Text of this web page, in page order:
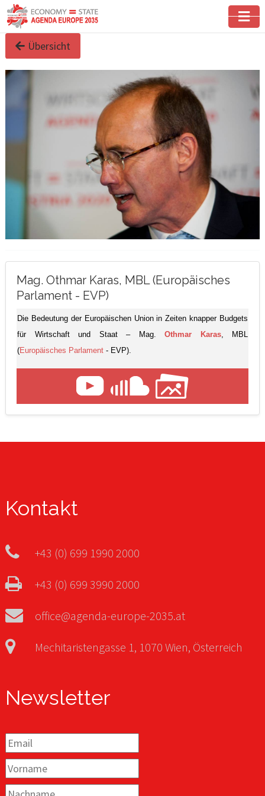
Übersicht
Mag. Othmar Karas, MBL (Europäisches
Parlament - EVP)
Die Bedeutung der Europäischen Union in Zeiten knapper Budgets
für Wirtschaft und Staat – Mag. Othmar Karas, MBL
(Europäisches Parlament - EVP).
Kontakt
+43 (0) 699 1990 2000
+43 (0) 699 3990 2000
office@agenda-europe-2035.at
Mechitaristengasse 1, 1070 Wien, Österreich
Newsletter